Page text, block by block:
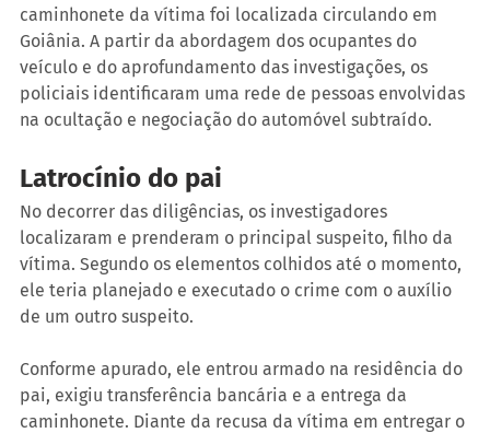
caminhonete da vítima foi localizada circulando em
Goiânia. A partir da abordagem dos ocupantes do
veículo e do aprofundamento das investigações, os
policiais identificaram uma rede de pessoas envolvidas
na ocultação e negociação do automóvel subtraído.
Latrocínio do pai
No decorrer das diligências, os investigadores
localizaram e prenderam o principal suspeito, filho da
vítima. Segundo os elementos colhidos até o momento,
ele teria planejado e executado o crime com o auxílio
de um outro suspeito.
Conforme apurado, ele entrou armado na residência do
pai, exigiu transferência bancária e a entrega da
caminhonete. Diante da recusa da vítima em entregar o